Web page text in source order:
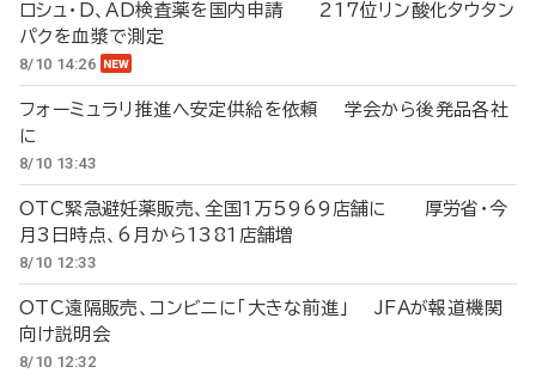
ロシュ・D、AD検査薬を国内申請 217位リン酸化タウタン
パクを血漿で測定
8/10 14:26
フォーミュラリ推進へ安定供給を依頼 学会から後発品各社
に
8/10 13:43
OTC緊急避妊薬販売、全国1万5969店舗に 厚労省・今
月3日時点、6月から1381店舗増
8/10 12:33
OTC遠隔販売、コンビニに「大きな前進」 JFAが報道機関
向け説明会
8/10 12:32